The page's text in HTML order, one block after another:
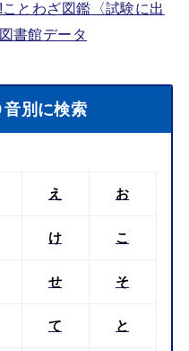
とわざ図鑑〈試験に出
書館データ
音別に検索
え お
け こ
せ そ
て と